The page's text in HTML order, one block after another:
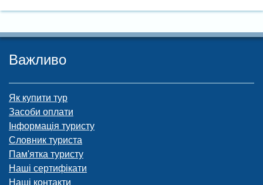
Важливо
Як купити тур
Засоби оплати
Інформація туристу
Словник туриста
Пам'ятка туристу
Наші сертифікати
Наші контакти